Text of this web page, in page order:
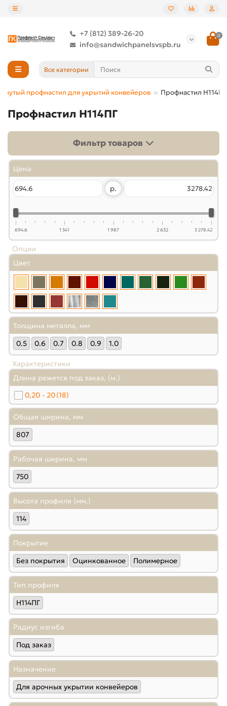
+7 (812) 389-26-20
info@sandwichpanelsvspb.ru
0
Все категории
профнастил для укрытий конвейеров Профнастил Н114ПГ
Профнастил Н114ПГ
Фильтр товаров
Цена
р.
694.6 1 341 1 987 2 632 3 278.42
Опции
Цвет
Толщина металла, мм
0.5
0.6 0.7 0.8 0.9 1.0
Характеристики
Длина режется под заказ, (м.)
0,20 - 20(18)
Общая ширина, мм
807
Рабочая ширина, мм
750
Высота профиля (мм.)
114
Покрытие
Без покрытия
Оцинкованное Полимерное
Тип профиля
Н114ПГ
Радиус изгиба
Под заказ
Назначение
Для арочных укрытии конвейеров